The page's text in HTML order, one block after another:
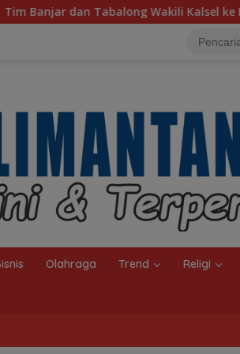
Kalsel ke Babak Semifinal
Olahraga Trend Religi